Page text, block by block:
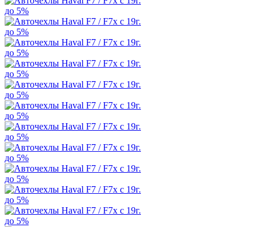
до 5%
до 5%
до 5%
до 5%
до 5%
до 5%
до 5%
до 5%
до 5%
до 5%
до 5%